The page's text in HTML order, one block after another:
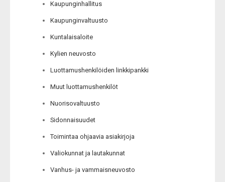
Kaupunginhallitus
Kaupunginvaltuusto
Kuntalaisaloite
Kylien neuvosto
Luottamushenkilöiden linkkipankki
Muut luottamushenkilöt
Nuorisovaltuusto
Sidonnaisuudet
Toimintaa ohjaavia asiakirjoja
Valiokunnat ja lautakunnat
Vanhus- ja vammaisneuvosto